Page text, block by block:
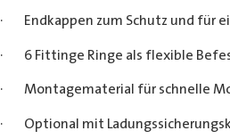
· Endkappen zum Schutz und für
· 6 Fittinge Ringe als flexible
· Montagematerial für schnelle
· Optional mit